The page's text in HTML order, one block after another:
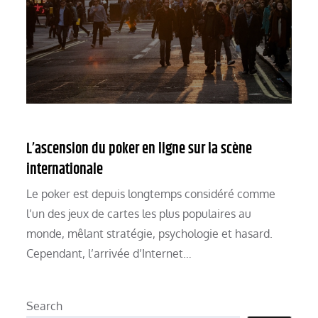
L’ascension du poker en ligne sur la scène
internationale
Le poker est depuis longtemps considéré comme
l’un des jeux de cartes les plus populaires au
monde, mêlant stratégie, psychologie et hasard.
Cependant, l’arrivée d’Internet…
Search